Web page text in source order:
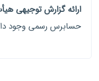
ارائه گزارش توجیهی
حسابرس رسمی وجود